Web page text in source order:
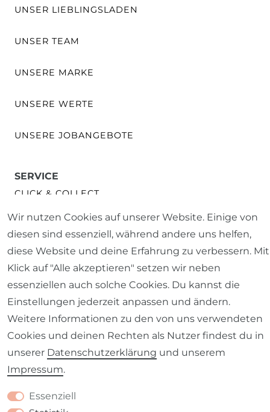
UNSER LIEBLINGSLADEN
UNSER TEAM
UNSERE MARKE
UNSERE WERTE
UNSERE JOBANGEBOTE
SERVICE
CLICK & COLLECT
OBJEKTAUSSTATTUNG
STOFFPROBEN ANFORDERN
GUTSCHEINE
NEWSLETTER
FAQ
Wir nutzen Cookies auf unserer Website. Einige von
diesen sind essenziell, während andere uns helfen,
diese Website und deine Erfahrung zu verbessern. Mit
Klick auf "Alle akzeptieren" setzen wir neben
essenziellen auch solche Cookies. Du kannst die
Einstellungen jederzeit anpassen und ändern.
Weitere Informationen zu den von uns verwendeten
Cookies und deinen Rechten als Nutzer findest du in
unserer Daten­schutz­erklärung und unserem
Impressum.
Essenziell